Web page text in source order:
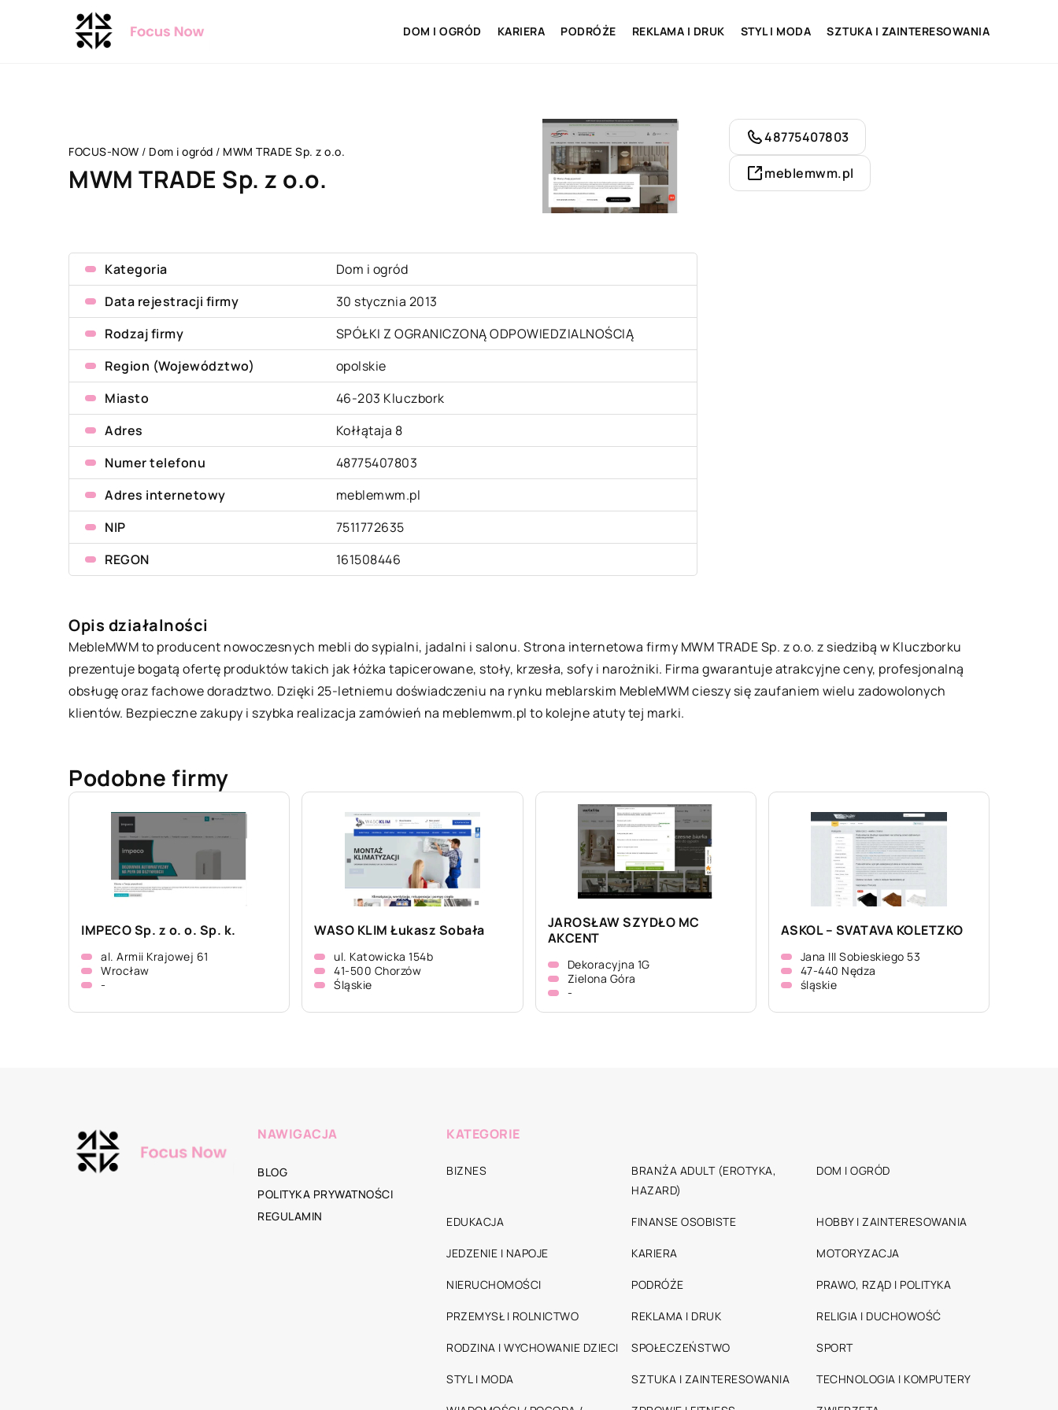
DOM I OGRÓD KARIERA PODRÓŻE REKLAMA I DRUK STYL I MODA SZTUKA I ZAINTERESOWANIA
FOCUS-NOW / Dom i ogród / MWM TRADE Sp. z o.o.
MWM TRADE Sp. z o.o.
Kategoria
Dom i ogród
Data rejestracji firmy
30 stycznia 2013
Rodzaj firmy
SPÓŁKI Z OGRANICZONĄ ODPOWIEDZIALNOŚCIĄ
Region (Województwo)
opolskie
Miasto
46-203 Kluczbork
Adres
Kołłątaja 8
Numer telefonu
48775407803
Adres internetowy
meblemwm.pl
NIP
7511772635
REGON
161508446
48775407803
meblemwm.pl
Opis działalności
MebleMWMto producent nowoczesnych mebli do sypialni, jadalni i salonu. Strona internetowa firmy MWM TRADE Sp. z o.o. z siedzibą w Kluczborku
prezentuje bogatą ofertę produktów takich jak łóżka tapicerowane, stoły, krzesła, sofy i narożniki. Firma gwarantuje atrakcyjne ceny, profesjonalną
obsługę oraz fachowe doradztwo. Dzięki 25-letniemu doświadczeniu na rynku meblarskim MebleMWM cieszy się zaufaniem wielu zadowolonych
klientów. Bezpieczne zakupy i szybka realizacja zamówień na meblemwm.pl to kolejne atuty tej marki.
Podobne firmy
IMPECO Sp. z o. o. Sp. k.
al. Armii Krajowej 61
Wrocław
-
WASO KLIM Łukasz Sobała
ul. Katowicka 154b
41-500 Chorzów
Śląskie
JAROSŁAW SZYDŁO MC
AKCENT
Dekoracyjna 1G
Zielona Góra
-
ASKOL – SVATAVA KOLETZKO
Jana III Sobieskiego 53
47-440 Nędza
śląskie
NAWIGACJA
BLOG
POLITYKA PRYWATNOŚCI
REGULAMIN
KATEGORIE
BIZNES
BRANŻA ADULT (EROTYKA,
HAZARD)
DOM I OGRÓD
EDUKACJA FINANSE OSOBISTE HOBBY I ZAINTERESOWANIA
JEDZENIE I NAPOJE KARIERA MOTORYZACJA
NIERUCHOMOŚCI PODRÓŻE PRAWO, RZĄD I POLITYKA
PRZEMYSŁ I ROLNICTWO REKLAMA I DRUK RELIGIA I DUCHOWOŚĆ
RODZINA I WYCHOWANIE DZIECI SPOŁECZEŃSTWO SPORT
STYL I MODA SZTUKA I ZAINTERESOWANIA TECHNOLOGIA I KOMPUTERY